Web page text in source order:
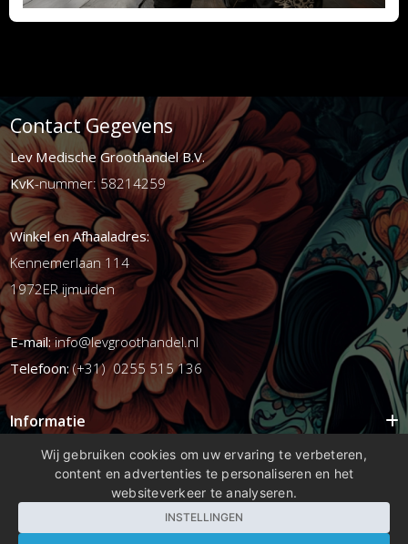
Contact Gegevens
Lev Medische Groothandel B.V.
KvK-nummer: 58214259
Winkel en Afhaaladres:
Kennemerlaan 114
1972ER ijmuiden
E-mail:info@levgroothandel.nl
Telefoon:(+31) 0255 515 136
Informatie
Mijn account
Wij gebruiken cookies om uw ervaring te verbeteren,
content en advertenties te personaliseren en het
websiteverkeer te analyseren.
INSTELLINGEN